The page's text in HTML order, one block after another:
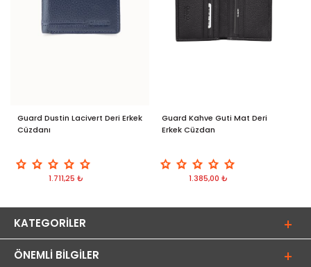
Guard Dustin Lacivert Deri Erkek
Cüzdanı
1.711,25 ₺
Guard Kahve Guti Mat Deri
Erkek Cüzdan
1.385,00 ₺
KATEGORILER
ÖNEMLI BILGILER